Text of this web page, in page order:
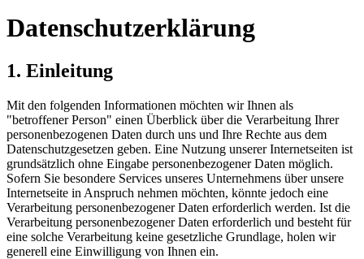
Datenschutzerklärung
1. Einleitung
Mit den folgenden Informationen möchten wir Ihnen als
"betroffener Person" einen Überblick über die Verarbeitung Ihrer
personenbezogenen Daten durch uns und Ihre Rechte aus dem
Datenschutzgesetzen geben. Eine Nutzung unserer Internetseiten ist
grundsätzlich ohne Eingabe personenbezogener Daten möglich.
Sofern Sie besondere Services unseres Unternehmens über unsere
Internetseite in Anspruch nehmen möchten, könnte jedoch eine
Verarbeitung personenbezogener Daten erforderlich werden. Ist die
Verarbeitung personenbezogener Daten erforderlich und besteht für
eine solche Verarbeitung keine gesetzliche Grundlage, holen wir
generell eine Einwilligung von Ihnen ein.